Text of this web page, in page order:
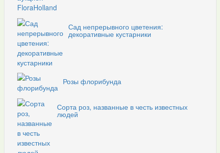
Сад непрерывного цветения:
декоративные кустарники
Розы флорибунда
Сорта роз, названные в честь известных
людей